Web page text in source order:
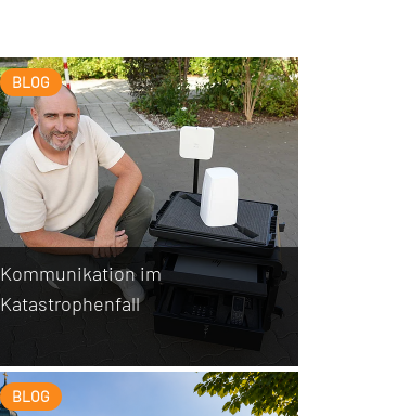
BLOG
Kommunikation im
Katastrophenfall
BLOG